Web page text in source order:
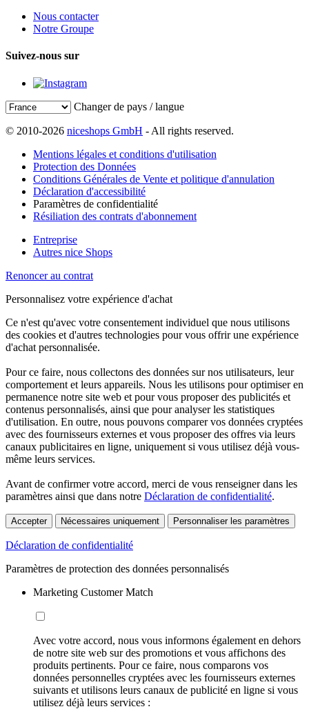
Nous contacter
Notre Groupe
Suivez-nous sur
Changer de pays / langue
© 2010-2026 niceshops GmbH - All rights reserved.
Mentions légales et conditions d'utilisation
Protection des Données
Conditions Générales de Vente et politique d'annulation
Déclaration d'accessibilité
Paramètres de confidentialité
Résiliation des contrats d'abonnement
Entreprise
Autres nice Shops
Renoncer au contrat
Personnalisez votre expérience d'achat
Ce n'est qu'avec votre consentement individuel que nous utilisons
des cookies et d'autres technologies pour vous offrir une expérience
d'achat personnalisée.
Pour ce faire, nous collectons des données sur nos utilisateurs, leur
comportement et leurs appareils. Nous les utilisons pour optimiser en
permanence notre site web et pour vous proposer des publicités et
contenus personnalisés, ainsi que pour analyser les statistiques
d'utilisation. En outre, nous pouvons comparer vos données cryptées
avec des fournisseurs externes et vous proposer des offres via leurs
canaux publicitaires en ligne, uniquement si vous utilisez déjà vous-
même leurs services.
Avant de confirmer votre accord, merci de vous renseigner dans les
paramètres ainsi que dans notre Déclaration de confidentialité.
Accepter Nécessaires uniquement Personnaliser les paramètres
Déclaration de confidentialité
Paramètres de protection des données personnalisés
Marketing Customer Match
Avec votre accord, nous vous informons également en dehors
de notre site web sur des promotions et vous affichons des
produits pertinents. Pour ce faire, nous comparons vos
données personnelles cryptées avec les fournisseurs externes
suivants et utilisons leurs canaux de publicité en ligne si vous
utilisez déjà leurs services :